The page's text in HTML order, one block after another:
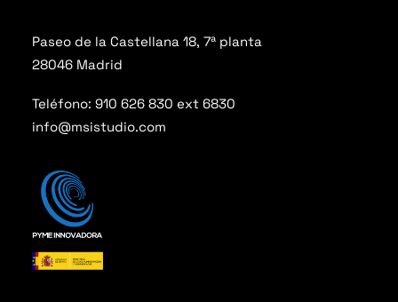
Paseo de la Castellana 18, 7ª planta
28046 Madrid
Teléfono: 910 626 830 ext 6830
info@msistudio.com